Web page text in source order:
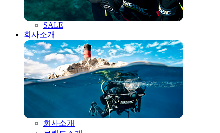
SALE
회사소개
회사소개